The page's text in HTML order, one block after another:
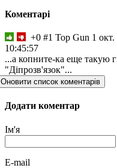
Коментарі
+0 #1 Top Gun 1
10:45:57
...а копните-ка еще такую
"Діпрозв'язок"...
Оновити список коментарів
Додати коментар
Ім'я
E-mail